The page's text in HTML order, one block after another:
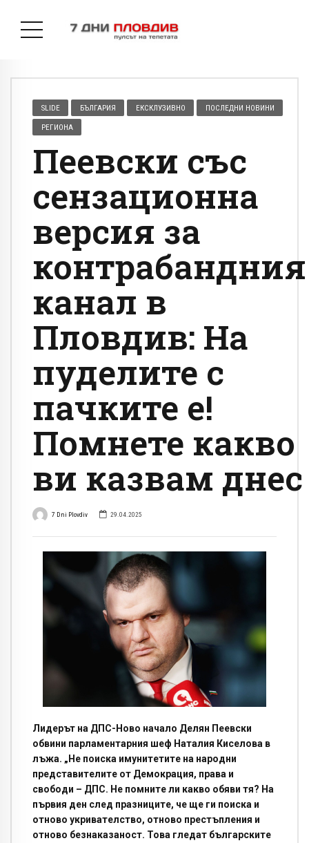
SLIDE БЪЛГАРИЯ ЕКСКЛУЗИВНО ПОСЛЕДНИ НОВИНИ
РЕГИОНА
Пеевски със
сензационна
версия за
контрабандния
канал в
Пловдив: На
пуделите с
пачките е!
Помнете какво
ви казвам днес
7 Dni Plovdiv 29.04.2025
Лидерът на ДПС-Ново начало Делян Пеевски
обвини парламентарния шеф Наталия Киселова в
лъжа. „Не поиска имунитетите на народни
представителите от Демокрация, права и
свободи – ДПС. Не помните ли какво обяви тя? На
първия ден след празниците, че ще ги поиска и
отново укривателство, отново престъпления и
отново безнаказаност. Това гледат българските